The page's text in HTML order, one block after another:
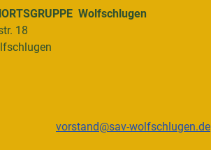
Wolfschlugen
18
vorstand@sav-wolfschlugen.de